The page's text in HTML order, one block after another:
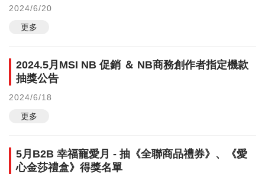
2024/6/20
更多
2024.5月MSI NB 促銷 ＆ NB商務創作者指定機款
抽獎公告
2024/6/18
更多
5月B2B 幸福寵愛月 - 抽《全聯商品禮券》、《愛
心金莎禮盒》得獎名單